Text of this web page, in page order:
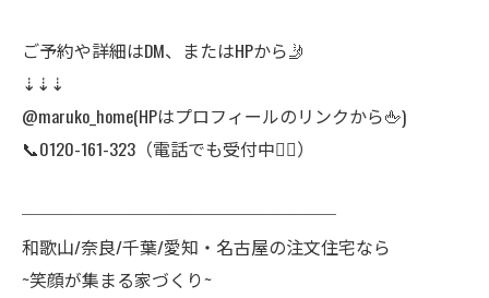
ご予約や詳細はDM、またはHPから🤳
⇣⇣⇣
@maruko_home(HPはプロフィールのリンクから🖕)
📞0120-161-323（電話でも受付中🙆‍♀️）
──────────────────
和歌山/奈良/千葉/愛知・名古屋の注文住宅なら
~笑顔が集まる家づくり~